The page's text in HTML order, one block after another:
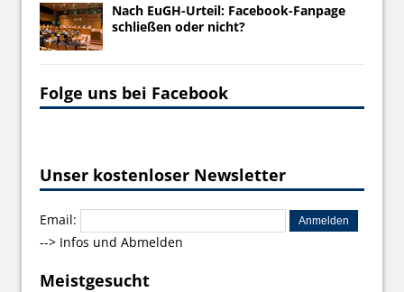
Nach EuGH-Urteil: Facebook-Fanpage
schließen oder nicht?
Folge uns bei Facebook
Unser kostenloser Newsletter
Email:
--> Infos und Abmelden
Meistgesucht